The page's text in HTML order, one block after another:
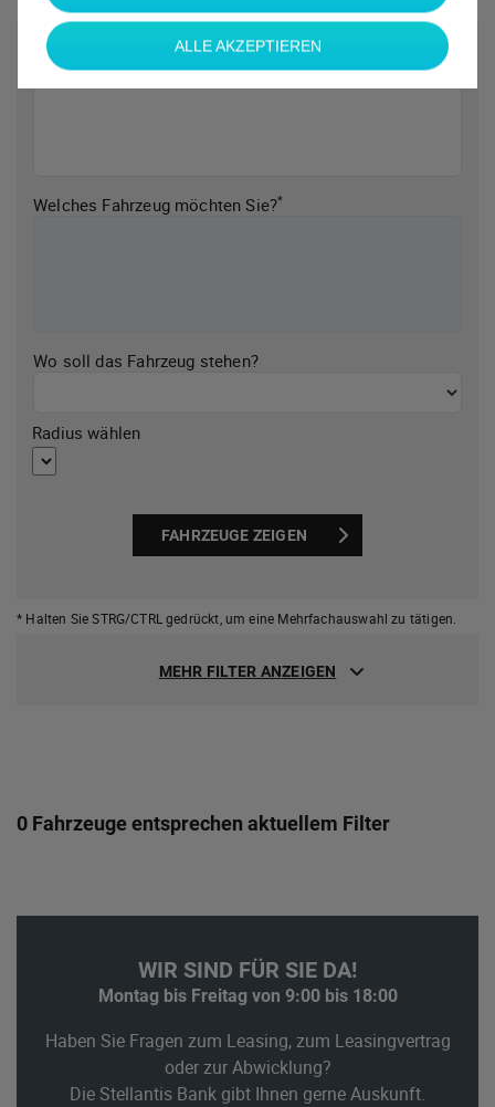
Welche Marke möchten Sie?*
Welches Fahrzeug möchten Sie?*
Wo soll das Fahrzeug stehen?
Radius wählen
FAHRZEUGE ZEIGEN
* Halten Sie STRG/CTRL gedrückt, um eine Mehrfachauswahl zu tätigen.
MEHR FILTER ANZEIGEN
0 Fahrzeuge entsprechen aktuellem Filter
WIR SIND FÜR SIE DA!
Montag bis Freitag von 9:00 bis 18:00
Haben Sie Fragen zum Leasing, zum Leasingvertrag
oder zur Abwicklung?
Die Stellantis Bank gibt Ihnen gerne Auskunft.
ALLE AKZEPTIEREN